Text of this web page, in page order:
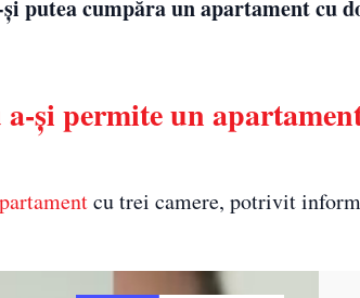
putea cumpăra un apartament cu
și permite un
cu trei camere, potrivit